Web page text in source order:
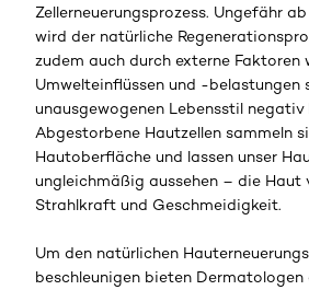
Zellerneuerungsprozess. Ungefähr
wird der natürliche
zudem auch durch externe Faktoren
Umwelteinflüssen und -belastungen
unausgewogenen Lebensstil negativ
Abgestorbene Hautzellen sammeln
Hautoberfläche und lassen unser
ungleichmäßig aussehen – die Haut
Strahlkraft und Geschmeidigkeit.
Um den natürlichen
beschleunigen bieten Dermatologen